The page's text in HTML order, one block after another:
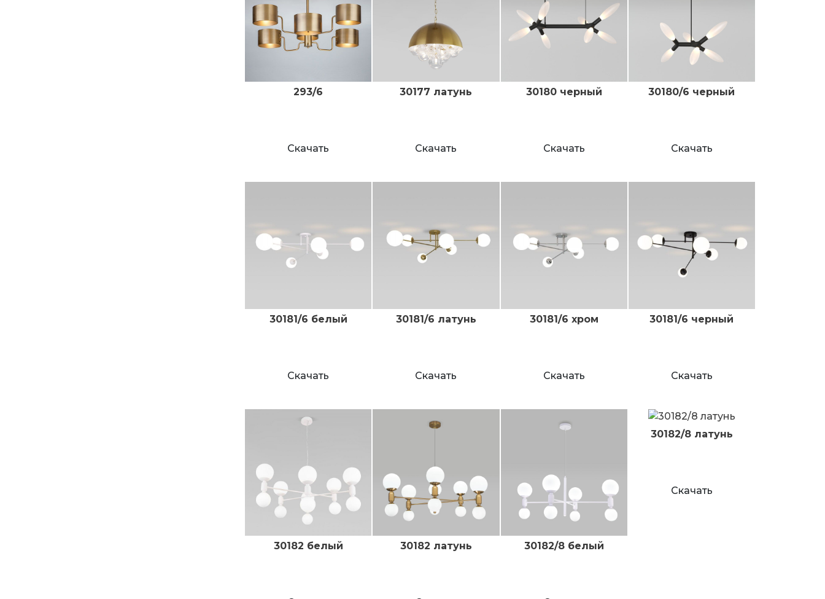
293/6
Скачать
30177 латунь
Скачать
30180 черный
Скачать
30180/6 черный
Скачать
30181/6 белый
Скачать
30181/6 латунь
Скачать
30181/6 хром
Скачать
30181/6 черный
Скачать
30182 белый 30182 латунь 30182/8 белый
30182/8 латунь
Скачать